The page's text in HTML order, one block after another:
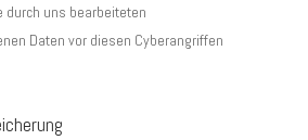
durch uns bearbeiteten
Daten vor diesen Cyberangriffen